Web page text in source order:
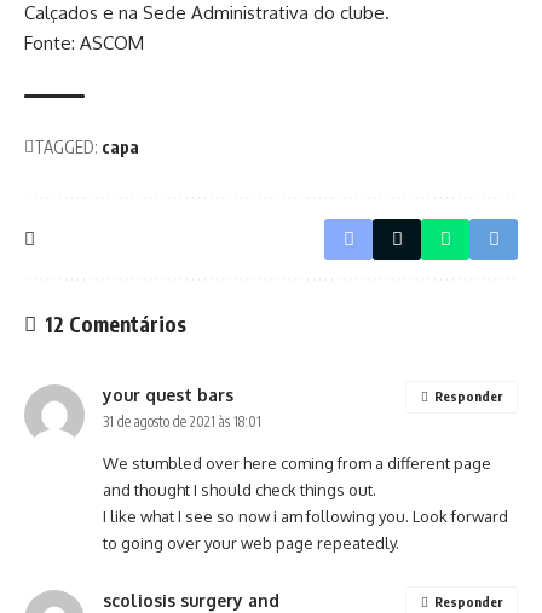
Calçados e na Sede Administrativa do clube.
Fonte: ASCOM
TAGGED: capa
12 Comentários
your quest bars
31 de agosto de 2021 às 18:01
We stumbled over here coming from a different page
and thought I should check things out.
I like what I see so now i am following you. Look forward
to going over your web page repeatedly.
Responder
scoliosis surgery and Responder